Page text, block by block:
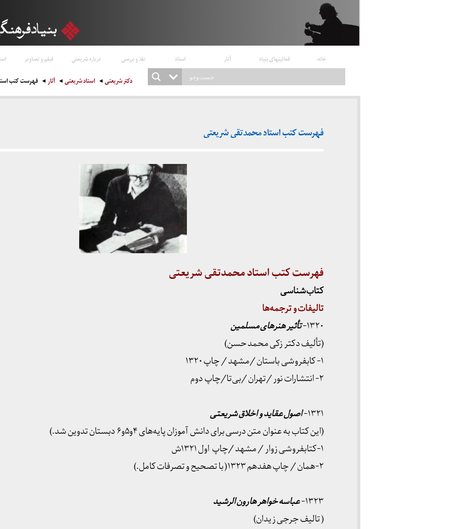
خانه فعالیتهای بنیاد آثار اسناد نقد و بررسی درباره شریعتی فیلم و تصاویر
دکتر شریعتی استاد شریعتی آثار فهرست کتب
فهرست کتب استاد محمدتقی شریعتی
فهرست کتب استاد محمدتقی شریعتی
کتاب‌شناسی
تالیفات و ترجمه‌ها
۱۳۲۰- تأثیر هنرهای مسلمین
(تألیف دکتر زکی محمد حسن)
۱- کابفروشی باستان /مشهد / چاپ ۱۳۲۰
۲- انتشارات نور /تهران /بی‌تا/چاپ دوم
۱۳۲۱- اصول عقاید و اخلاق شریعتی
(این کتاب به عنوان متن درسی برای دانش آموزان پایه‌های ۴و۵و۶ دبستان تدوین شد.)
۱-کتابفروشی زوار / مشهد /چاپ اول ۱۳۲۱ش
۲-همان / چاپ هفدهم ۱۳۲۳( با تصحیح و تصرفات کامل.)
۱۳۲۳- عباسه خواهر هارون الرشید
( تالیف جرجی زیدان)